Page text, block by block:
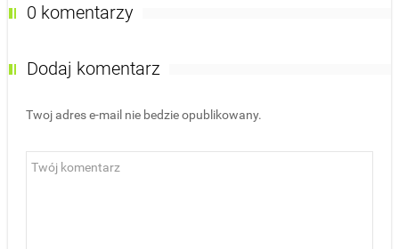
0 komentarzy
Dodaj komentarz
Twoj adres e-mail nie bedzie opublikowany.